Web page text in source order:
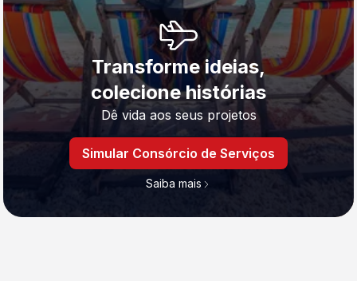
Transforme ideias,
colecione histórias
Dê vida aos seus projetos
Simular Consórcio de Serviços
Saiba mais